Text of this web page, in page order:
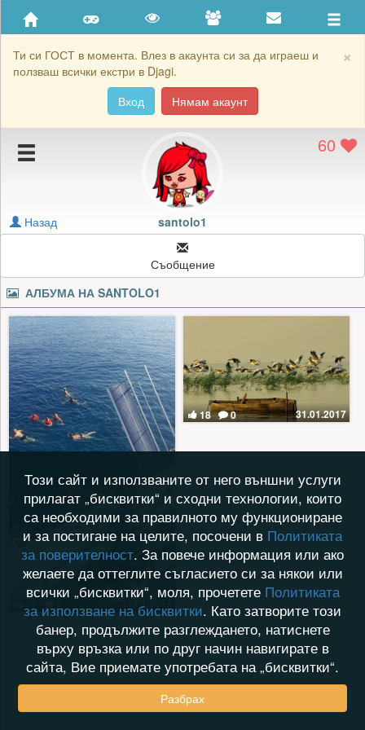
×
Ти си ГОСТ в момента. Влез в акаунта си за да играеш и
ползваш всички екстри в Djagi.
Вход
Нямам акаунт
Приятели
Хронология на игри
Подаръците на santolo1
Картичките на santolo1
Блокирай santolo1
60
santolo1
Назад
Съобщение
АЛБУМА НА SANTOLO1
31.01.2017
18 0 31.01.2017
Този сайт и използваните от него външни услуги
прилагат „бисквитки“ и сходни технологии, които
са необходими за правилното му функциониране
и за постигане на целите, посочени в Политиката
за поверителност. За повече информация или ако
желаете да оттеглите съгласието си за някои или
всички „бисквитки“, моля, прочетете Политиката
за използване на бисквитки. Като затворите този
банер, продължите разглеждането, натиснете
върху връзка или по друг начин навигирате в
сайта, Вие приемате употребата на „бисквитки“.
Разбрах